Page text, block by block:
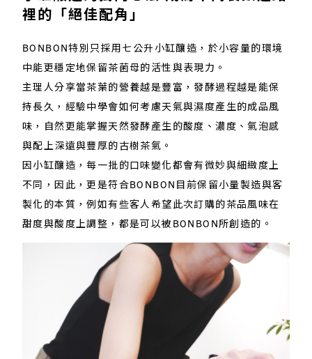
裡的「絕佳配角」
BONBON特別只採用七公升小缸釀造，於小容量的環境
中能更穩定地保留茶菌母的活性與表現力。
主理人分享當茶葉的營養越是豐富，發酵過程越是能保
持長久，經驗中學會如何考慮天氣與濕度產生的成品風
味，自然更能掌握天然發酵產生的酸度、濃度、氣泡感
與配上深遠與豐厚的古樹茶氣。
因小缸釀造，每一批的口味變化都會有微妙與細緻度上
不同，因此，更是符合BONBON目前保留小量製造與客
製化的本質，例如有些客人希望此次訂購的茶品風味在
甜度與酸度上調整，都是可以被BONBON所創造的。